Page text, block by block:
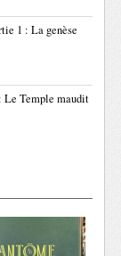
1 : La genèse
Le Temple maudit